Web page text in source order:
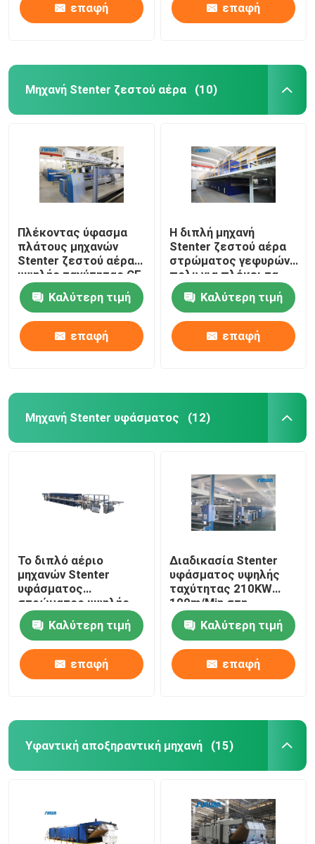
επαφή επαφή
Μηχανή Stenter ζεστού αέρα (10)
Πλέκοντας ύφασμα
πλάτους μηχανών
Stenter ζεστού αέρα
υψηλής ταχύτητας CE
που τελειώνει
2400mmΚαλύτερη τιμή
επαφή
Η διπλή μηχανή
Stenter ζεστού αέρα
στρώματος γεφυρών
πολυ για πλέκει τα
υφαμένα υφάσματα
Καλύτερη τιμή
επαφή
Μηχανή Stenter υφάσματος (12)
Το διπλό αέριο
μηχανών Stenter
υφάσματος
στρώματος υψηλής
ταχύτητας που
θερμαίνεται για
πλέκει το ύφασμα
Καλύτερη τιμή
επαφή
Διαδικασία Stenter
υφάσματος υψηλής
ταχύτητας 210KW
100m/Min στη
βιομηχανία
κλωστοϋφαντουργίας
2800mm
Καλύτερη τιμή
επαφή
Υφαντική αποξηραντική μηχανή (15)